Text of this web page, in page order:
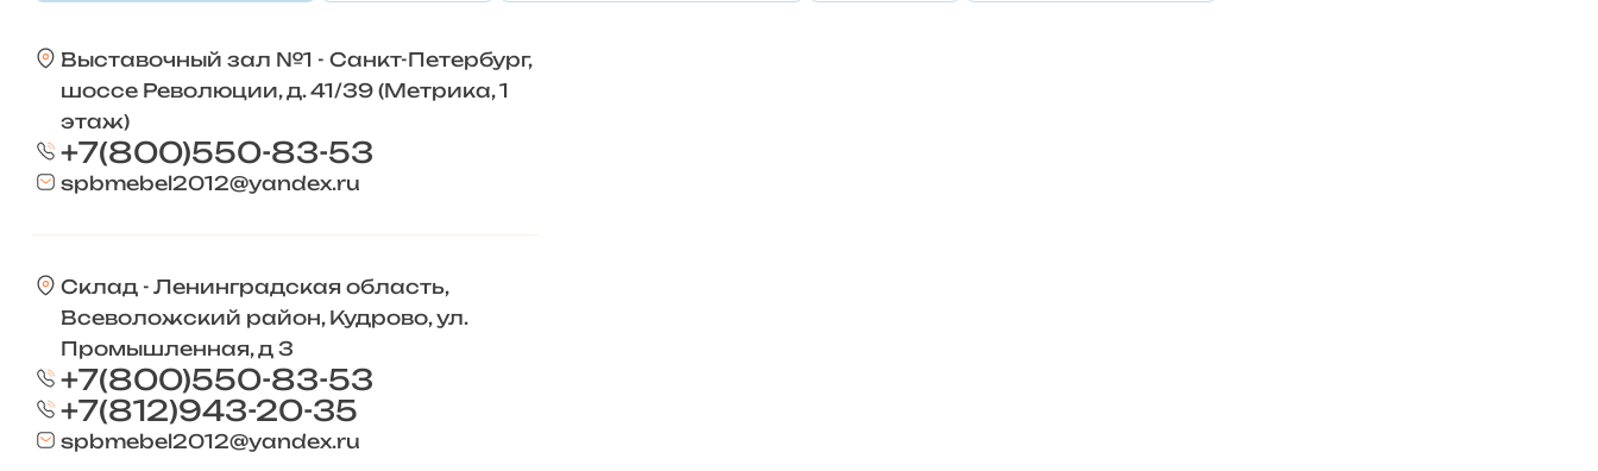
Выставочный зал №1 - Санкт-Петербург,
шоссе Революции, д. 41/39 (Метрика, 1
этаж)
+7(800)550-83-53
spbmebel2012@yandex.ru
Склад - Ленинградская область,
Всеволожский район, Кудрово, ул.
Промышленная, д 3
+7(800)550-83-53
+7(812)943-20-35
spbmebel2012@yandex.ru